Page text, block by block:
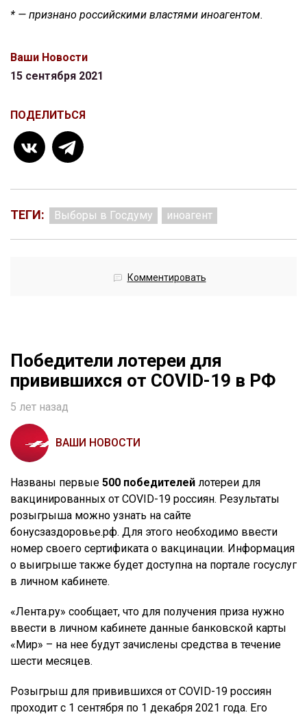
* — признано российскими властями иноагентом.
Ваши Новости
15 сентября 2021
ПОДЕЛИТЬСЯ
ТЕГИ: Выборы в Госдуму иноагент
Комментировать
Победители лотереи для
привившихся от COVID-19 в РФ
5 лет назад
ВАШИ НОВОСТИ
Названы первые 500 победителей лотереи для
вакцинированных от COVID-19 россиян. Результаты
розыгрыша можно узнать на сайте
бонусзаздоровье.рф. Для этого необходимо ввести
номер своего сертификата о вакцинации. Информация
о выигрыше также будет доступна на портале госуслуг
в личном кабинете.
«Лента.ру» сообщает, что для получения приза нужно
ввести в личном кабинете данные банковской карты
«Мир» – на нее будут зачислены средства в течение
шести месяцев.
Розыгрыш для привившихся от COVID-19 россиян
проходит с 1 сентября по 1 декабря 2021 года. Его